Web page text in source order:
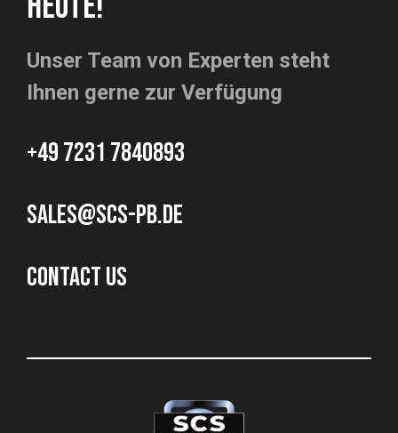
Unser Team von Experten steht
Ihnen gerne zur Verfügung
+49 7231 7840893
sales@scs-pb.de
CONTACT US